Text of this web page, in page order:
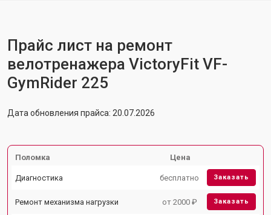
Прайс лист на ремонт
велотренажера VictoryFit VF-
GymRider 225
Дата обновления прайса: 20.07.2026
Поломка Цена
Диагностика бесплатно Заказать
Ремонт механизма нагрузки от 2000 ₽ Заказать